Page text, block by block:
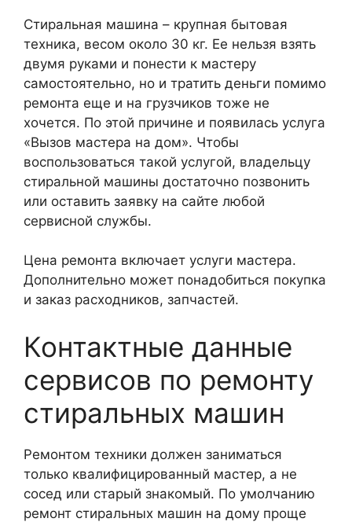
Стиральная машина – крупная бытовая
техника, весом около 30 кг. Ее нельзя взять
двумя руками и понести к мастеру
самостоятельно, но и тратить деньги помимо
ремонта еще и на грузчиков тоже не
хочется. По этой причине и появилась услуга
«Вызов мастера на дом». Чтобы
воспользоваться такой услугой, владельцу
стиральной машины достаточно позвонить
или оставить заявку на сайте любой
сервисной службы.
Цена ремонта включает услуги мастера.
Дополнительно может понадобиться покупка
и заказ расходников, запчастей.
Контактные данные
сервисов по ремонту
стиральных машин
Ремонтом техники должен заниматься
только квалифицированный мастер, а не
сосед или старый знакомый. По умолчанию
ремонт стиральных машин на дому проще